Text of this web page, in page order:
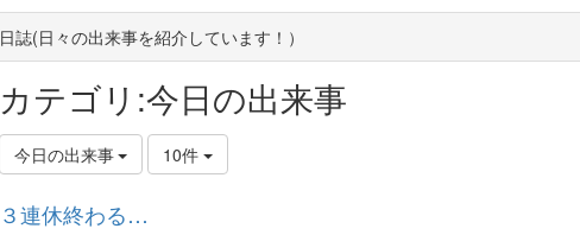
日誌(日々の出来事を紹介しています！）
カテゴリ:今日の出来事
今日の出来事 10件
３連休終わる…